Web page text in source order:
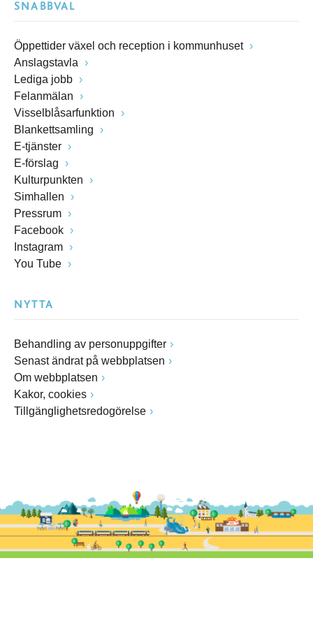
SNABBVAL
Öppettider växel och reception i kommunhuset
Anslagstavla
Lediga jobb
Felanmälan
Visselblåsarfunktion
Blankettsamling
E-tjänster
E-förslag
Kulturpunkten
Simhallen
Pressrum
Facebook
Instagram
You Tube
NYTTA
Behandling av personuppgifter
Senast ändrat på webbplatsen
Om webbplatsen
Kakor, cookies
Tillgänglighetsredogörelse